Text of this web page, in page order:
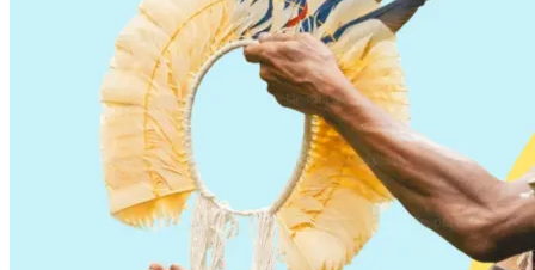
PROGRAM
PENELITIAN
PENDIDIKAN KRITIS